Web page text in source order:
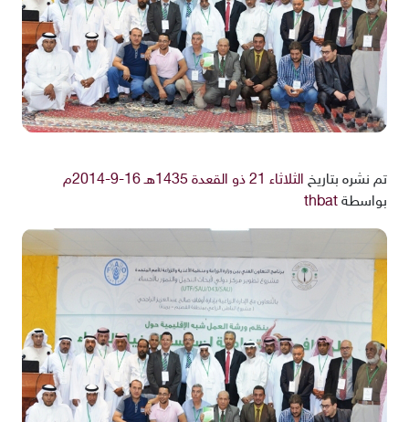
تم نشره بتاريخ الثلاثاء 21 ذو القعدة 1435هـ 16-9-2014م
بواسطة thbat